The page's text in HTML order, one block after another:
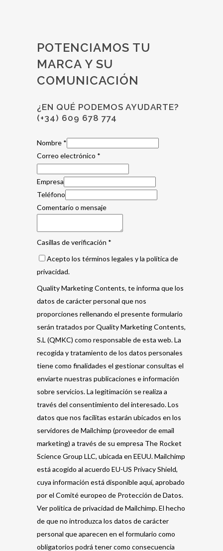
POTENCIAMOS TU
MARCA Y SU
COMUNICACIÓN
¿EN QUÉ PODEMOS AYUDARTE?
(+34) 609 678 774
Nombre *
Correo electrónico *
Empresa
Teléfono
Comentario o mensaje
Casillas de verificación *
Acepto los términos legales y la política de
privacidad.
Quality Marketing Contents, te informa que los
datos de carácter personal que nos
proporciones rellenando el presente formulario
serán tratados por Quality Marketing Contents,
S.L (QMKC) como responsable de esta web. La
recogida y tratamiento de los datos personales
tiene como finalidades el gestionar consultas el
enviarte nuestras publicaciones e información
sobre servicios. La legitimación se realiza a
través del consentimiento del interesado. Los
datos que nos facilitas estarán ubicados en los
servidores de Mailchimp (proveedor de email
marketing) a través de su empresa The Rocket
Science Group LLC, ubicada en EEUU. Mailchimp
está acogido al acuerdo EU-US Privacy Shield,
cuya información está disponible aquí, aprobado
por el Comité europeo de Protección de Datos.
Ver política de privacidad de Mailchimp. El hecho
de que no introduzca los datos de carácter
personal que aparecen en el formulario como
obligatorios podrá tener como consecuencia